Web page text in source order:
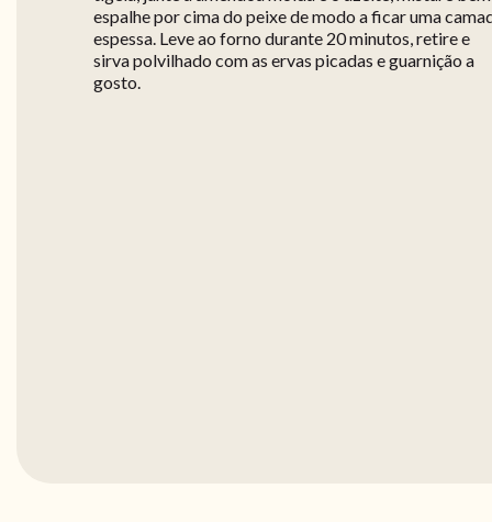
espalhe por cima do peixe de modo a ficar uma
espessa. Leve ao forno durante 20 minutos, retire e
sirva polvilhado com as ervas picadas e guarnição a
gosto.